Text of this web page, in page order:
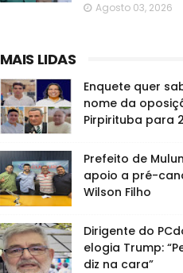
Agosto 03, 2026
MAIS LIDAS
Enquete quer
nome da
Pirpirituba para
Prefeito de
apoio a pré-
Wilson Filho
Dirigente do
elogia Trump:
diz na cara”